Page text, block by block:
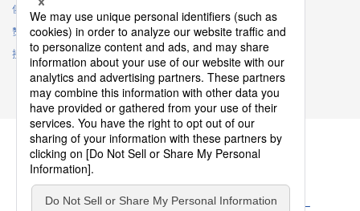
俱乐部活动
赞助
接触
IR日历
IR常见问题
IR策略
免责声明
隐私政策 Cookie 政策 ソーシャルメディアポリシー